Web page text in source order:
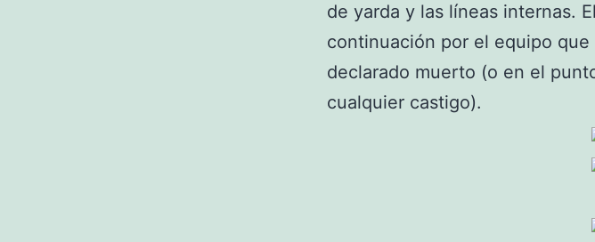
de yarda y las líneas internas.
continuación por el equipo
declarado muerto (o en el
cualquier castigo).